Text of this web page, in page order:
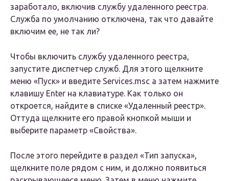
заработало, включив службу удаленного реестра.
Служба по умолчанию отключена, так что давайте
включим ее, не так ли?
Чтобы включить службу удаленного реестра,
запустите диспетчер служб. Для этого щелкните
меню «Пуск» и введите Services.msc а затем нажмите
клавишу Enter на клавиатуре. Как только он
откроется, найдите в списке «Удаленный реестр».
Оттуда щелкните его правой кнопкой мыши и
выберите параметр «Свойства».
После этого перейдите в раздел «Тип запуска»,
щелкните поле рядом с ним, и должно появиться